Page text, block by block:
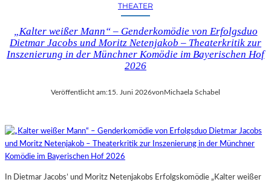
THEATER
„Kalter weißer Mann“ – Genderkomödie von Erfolgsduo
Dietmar Jacobs und Moritz Netenjakob – Theaterkritik zur
Inszenierung in der Münchner Komödie im Bayerischen Hof
2026
Veröffentlicht am:15. Juni 2026vonMichaela Schabel
In Dietmar Jacobs’ und Moritz Netenjakobs Erfolgskomödie „Kalter weißer